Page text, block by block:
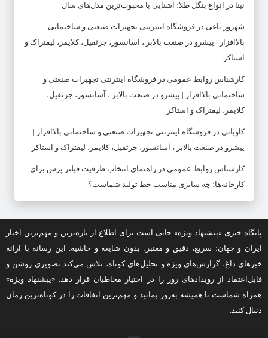
نینا در انواع بنگل طلا؛ آشنایی با محبوب‌ترین مدل‌های سال
شهروز باغی در فروشگاه اینترنتی تجهیزات صنعتی و ساختمانی
بالاافزار | پیشرو در صنعت بالابر ، آسانسور، جرثقیل، کلایمر، لیفتراک و
استاکر
کارشناس روابط عمومی در فروشگاه اینترنتی تجهیزات صنعتی و
ساختمانی بالاافزار | پیشرو در صنعت بالابر ، آسانسور، جرثقیل،
کلایمر، لیفتراک و استاکر
کاویانی در فروشگاه اینترنتی تجهیزات صنعتی و ساختمانی بالاافزار |
پیشرو در صنعت بالابر ، آسانسور، جرثقیل، کلایمر، لیفتراک و استاکر
کارشناس روابط عمومی در راهنمای انتخاب ظرفیت فیلتر پرس برای
کارخانه‌ها؛ چه سایزی مناسب خط تولید شماست؟
پایگاه خبری «پیشنهاد ویژه» جایی است برای اطلاع از تازه‌ترین و مهم‌ترین اخبار
ایران و جهان؛ سریع، دقیق و معتبر، بدون شایعه و حاشیه. این رسانه با ارائه
خبرهای داغ، گزارش‌های ویژه و تحلیل‌های کوتاه، تلاش می‌کند تصویری روشن و
قابل‌اعتماد از رویدادهای روز را در اختیار مخاطبان قرار دهد. «پیشنهاد ویژه»
همراه شماست تا همیشه به‌روز بمانید و مهم‌ترین اتفاقات را در کوتاه‌ترین زمان
دنبال کنید.